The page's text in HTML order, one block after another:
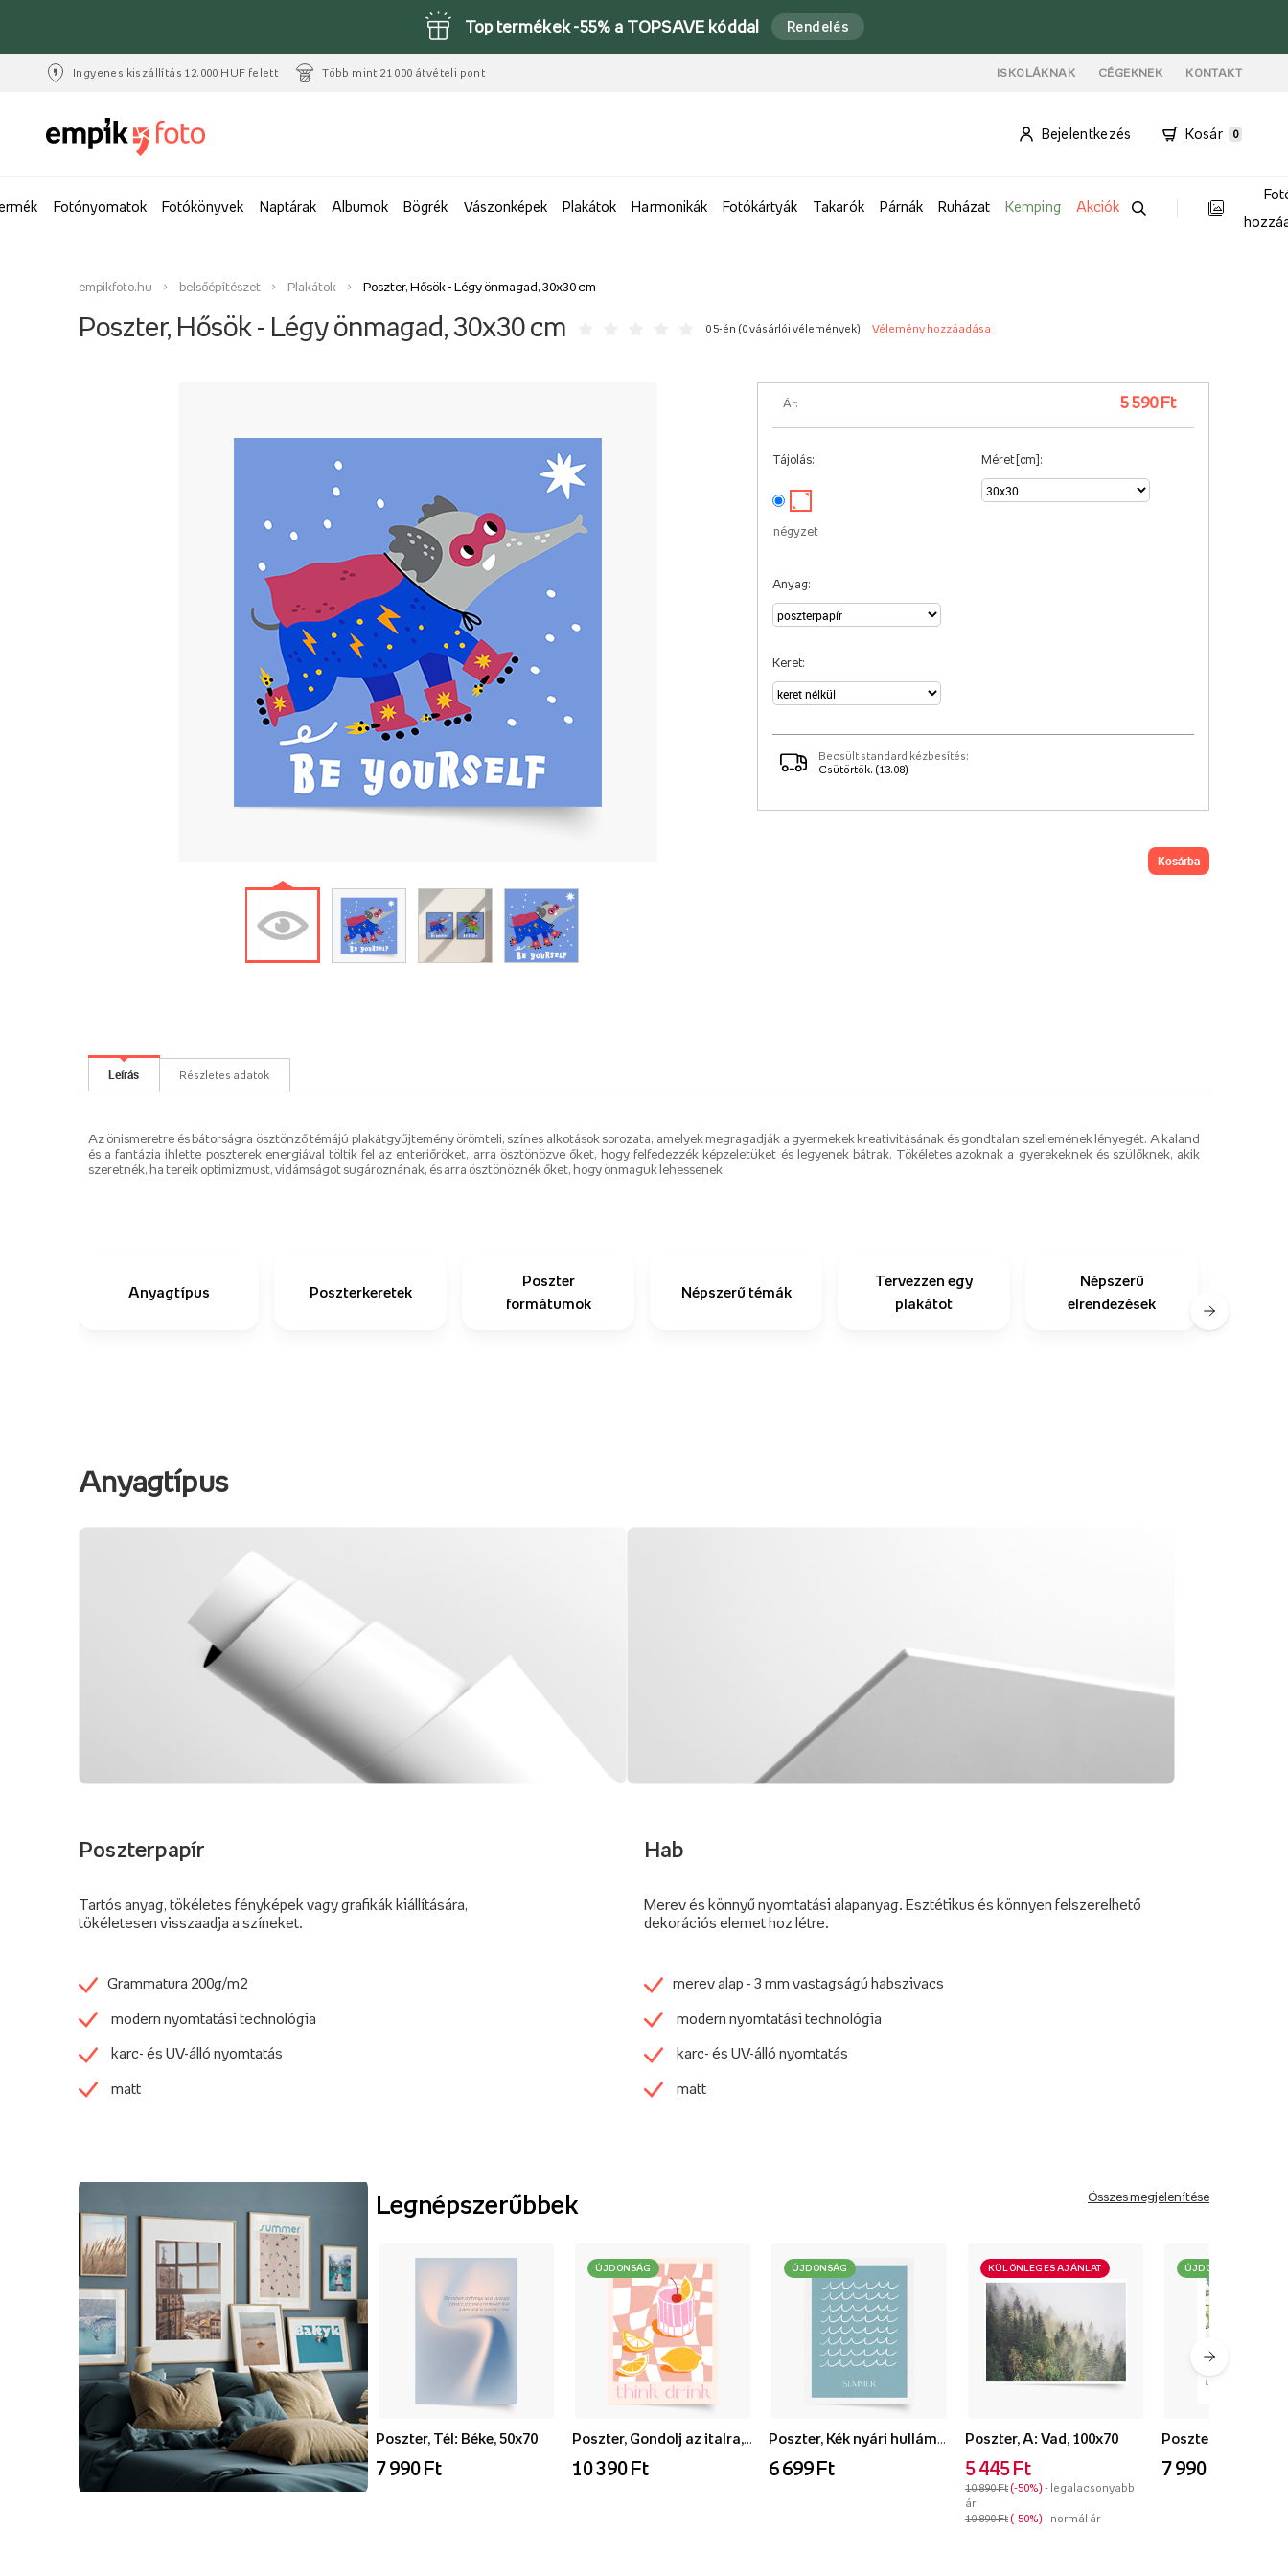
Top termékek -55% a TOPSAVE kóddal Rendelés
Ingyenes kiszállítás 12.000 HUF felett Több mint 21 000 átvételi pont ISKOLÁKNAK CÉGEKNEK KONTAKT
Bejelentkezés Kosár 0
Fotónyomatok Fotókönyvek Naptárak Albumok Bögrék Vászonképek Plakátok Harmonikák Fotókártyák Takarók Párnák Ruházat Kemping Akciók
empikfoto.hu belsőépítészet Plakátok Poszter, Hősök - Légy önmagad, 30x30 cm
Poszter, Hősök - Légy önmagad, 30x30 cm 0 5-én (0 vásárlói vélemények) Vélemény hozzáadása
Ár: 5 590 Ft
Tájolás:
négyzet
Méret [cm]:
Anyag:
Keret:
Becsült standard kézbesítés:
Csütörtök. (13.08)
kosárba
Leírás Részletes adatok
Az önismeretre és bátorságra ösztönző témájú plakátgyűjtemény örömteli, színes alkotások sorozata, amelyek megragadják a gyermekek kreativitásának és gondtalan szellemének lényegét. A kaland
és a fantázia ihlette poszterek energiával töltik fel az enteriőröket, arra ösztönözve őket, hogy felfedezzék képzeletüket és legyenek bátrak. Tökéletes azoknak a gyerekeknek és szülőknek, akik
szeretnék, ha tereik optimizmust, vidámságot sugároznának, és arra ösztönöznék őket, hogy önmaguk lehessenek.
Anyagtípus Poszterkeretek
Poszter
formátumok
Népszerű témák
Tervezzen egy
plakátot
Népszerű
elrendezések
Anyagtípus
Poszterpapír
Tartós anyag, tökéletes fényképek vagy grafikák kiállítására,
tökéletesen visszaadja a színeket.
Grammatura 200g/m2
modern nyomtatási technológia
karc- és UV-álló nyomtatás
matt
Hab
Merev és könnyű nyomtatási alapanyag. Esztétikus és könnyen felszerelhető
dekorációs elemet hoz létre.
merev alap - 3 mm vastagságú habszivacs
modern nyomtatási technológia
karc- és UV-álló nyomtatás
matt
Legnépszerűbbek Összes megjelenítése
Poszter, Tél: Béke, 50x70
7 990 Ft
ÚJDONSÁG
Poszter, Gondolj az italra, 70x100
10 390 Ft
ÚJDONSÁG
Poszter, Kék nyári hullámok, 50x70
6 699 Ft
KÜLÖNLEGES AJÁNLAT
Poszter, A: Vad, 100x70
5 445 Ft
10 890 Ft -50% - legalacsonyabb
ár
10 890 Ft -50% - normál ár
ÚJDONSÁG
7 990 Ft